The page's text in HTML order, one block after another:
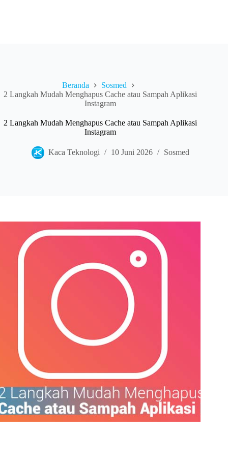
Beranda
Sosmed
2 Langkah Mudah Menghapus Cache atau Sampah Aplikasi
Instagram
2 Langkah Mudah Menghapus Cache atau Sampah Aplikasi
Instagram
Kaca Teknologi 10 Juni 2026 Sosmed